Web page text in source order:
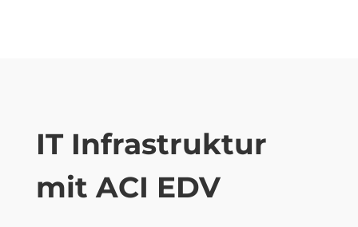
IT Infrastruktur
mit ACI EDV